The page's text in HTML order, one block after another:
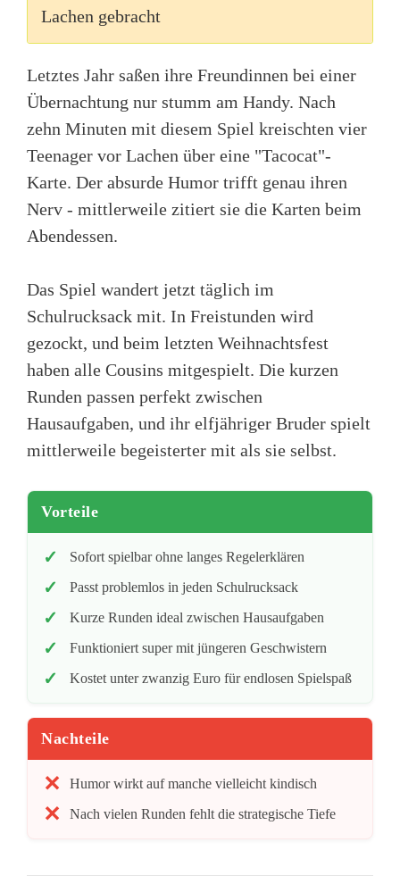
Lachen gebracht
Letztes Jahr saßen ihre Freundinnen bei einer
Übernachtung nur stumm am Handy. Nach
zehn Minuten mit diesem Spiel kreischten vier
Teenager vor Lachen über eine "Tacocat"-
Karte. Der absurde Humor trifft genau ihren
Nerv - mittlerweile zitiert sie die Karten beim
Abendessen.
Das Spiel wandert jetzt täglich im
Schulrucksack mit. In Freistunden wird
gezockt, und beim letzten Weihnachtsfest
haben alle Cousins mitgespielt. Die kurzen
Runden passen perfekt zwischen
Hausaufgaben, und ihr elfjähriger Bruder spielt
mittlerweile begeisterter mit als sie selbst.
Vorteile
Sofort spielbar ohne langes Regelerklären
Passt problemlos in jeden Schulrucksack
Kurze Runden ideal zwischen Hausaufgaben
Funktioniert super mit jüngeren Geschwistern
Kostet unter zwanzig Euro für endlosen Spielspaß
Nachteile
Humor wirkt auf manche vielleicht kindisch
Nach vielen Runden fehlt die strategische Tiefe